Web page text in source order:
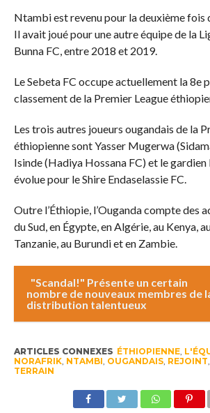
Ntambi est revenu pour la deuxième fois
Il avait joué pour une autre équipe de la
Bunna FC, entre 2018 et 2019.
Le Sebeta FC occupe actuellement la 8e
classement de la Premier League
Les trois autres joueurs ougandais de la
éthiopienne sont Yasser Mugerwa
Isinde (Hadiya Hossana FC) et le
évolue pour le Shire Endaselassie FC.
Outre l’Éthiopie, l’Ouganda compte des
du Sud, en Égypte, en Algérie, au Kenya,
Tanzanie, au Burundi et en Zambie.
"Scandal!" Présente un certain
nombre de nouveaux membres de
distribution talentueux
ARTICLES CONNEXES ÉTHIOPIENNE,
NORAFRIK, NTAMBI OUGANDAIS, REJOINT
TERRAIN